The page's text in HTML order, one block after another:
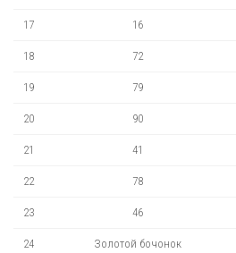
17 16
18 72
19 79
20 90
21 41
22 78
23 46
24 Золотой бочонок